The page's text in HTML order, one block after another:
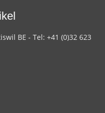
BE - Tel: +41 (0)32 623